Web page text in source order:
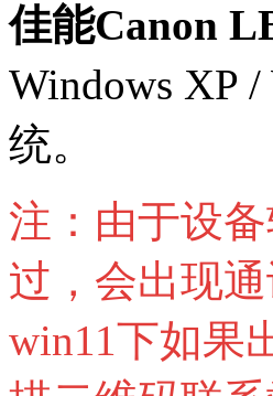
佳能Canon
Windows XP
统。
注：由于设
过，会出现
win11下如果